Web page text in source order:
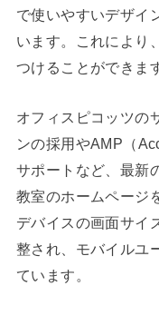
で使いやすいデザイ
います。これにより
つけることができま
オフィスピコッツの
ンの採用やAMP（
サポートなど、最新
教室のホームページ
デバイスの画面サイ
整され、モバイルユ
ています。